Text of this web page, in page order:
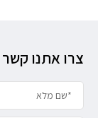
צרו אתנו קשר